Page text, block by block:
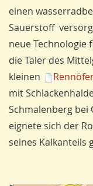
einen
Sauerstoff
neue Technologie
die Täler des
kleinen
mit
Schmalenberg bei
eignete sich der
seines Kalkanteils